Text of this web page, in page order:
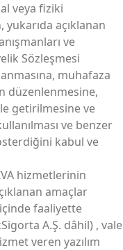
veya fiziki
açıklanan
ve
Sözleşmesi
muhafaza
düzenlenmesine,
getirilmesine ve
ve benzer
kabul ve
hizmetlerinin
amaçlar
faaliyette
A.Ş. dâhil) , vale
veren yazılım